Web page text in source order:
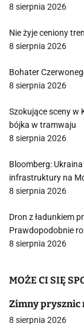
8 sierpnia 2026
Nie żyje ceniony
8 sierpnia 2026
Bohater
8 sierpnia 2026
Szokujące sceny w
bójka w tramwaju
8 sierpnia 2026
Bloomberg:
infrastruktury na
8 sierpnia 2026
Dron z ładunkiem
Prawdopodobnie
8 sierpnia 2026
MOŻE CI SIĘ
Zimny prysznic
8 sierpnia 2026